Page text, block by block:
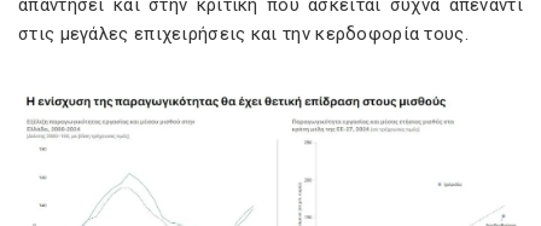
απαντήσει και στην κριτική που ασκείται συχνά απέναντι
στις μεγάλες επιχειρήσεις και την κερδοφορία τους.